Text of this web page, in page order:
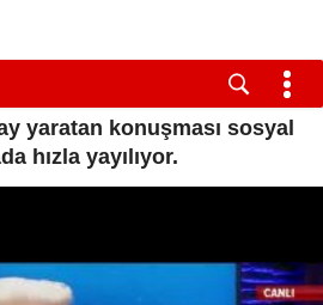
yaratan konuşması sosyal
hızla yayılıyor.